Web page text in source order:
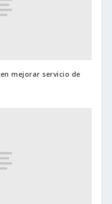
mejorar servicio de